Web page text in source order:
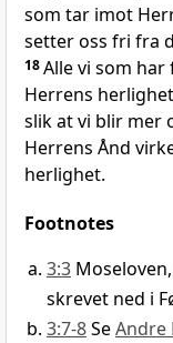
som tar imot
setter oss fri fra
18Alle vi som
Herrens
slik at vi blir mer
Herrens Ånd
herlighet.
Footnotes
3:3
skrevet ned i
3:7-8SeAndre